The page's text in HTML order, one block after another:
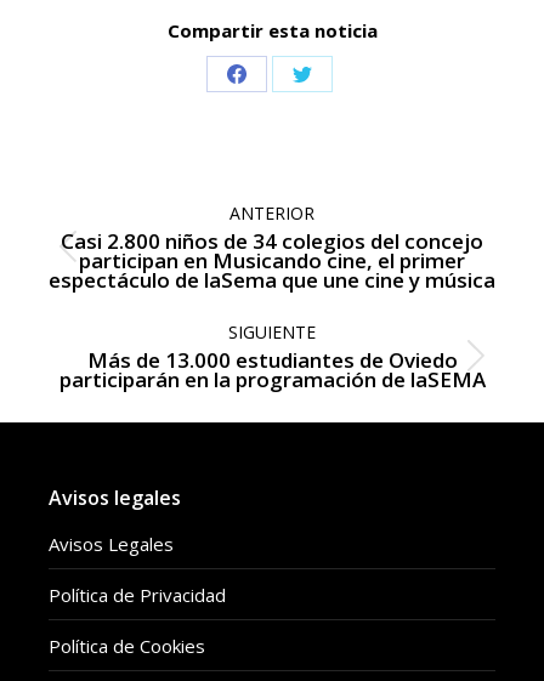
Compartir esta noticia
Share Share
publicaciones
ANTERIOR
Publicación
anterior:
Casi 2.800 niños de 34 colegios del concejo
participan en Musicando cine, el primer
espectáculo de laSema que une cine y música
SIGUIENTE
Publicación
siguiente:
Más de 13.000 estudiantes de Oviedo
participarán en la programación de laSEMA
Avisos legales
Avisos Legales
Política de Privacidad
Política de Cookies